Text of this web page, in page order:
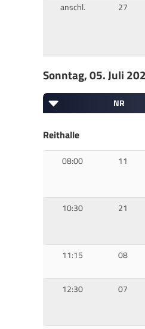
anschl. 27
Sonntag, 05. Juli
NR
Reithalle
08:00 11
10:30 21
11:15 08
12:30 07